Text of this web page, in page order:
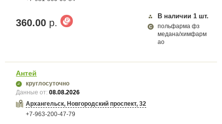
360.00 р.
В наличии 1 шт.
польфарма фз
медана/химфарм
ао
Антей
круглосуточно
Данные от:08.08.2026
Архангельск, Новгородский проспект, 32
+7-963-200-47-79